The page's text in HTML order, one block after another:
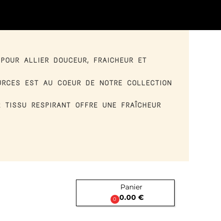
ALLIER DOUCEUR, FRAICHEUR ET
EST AU COEUR DE NOTRE COLLECTION
RESPIRANT OFFRE UNE FRAÎCHEUR
0
Panier
0.00 €